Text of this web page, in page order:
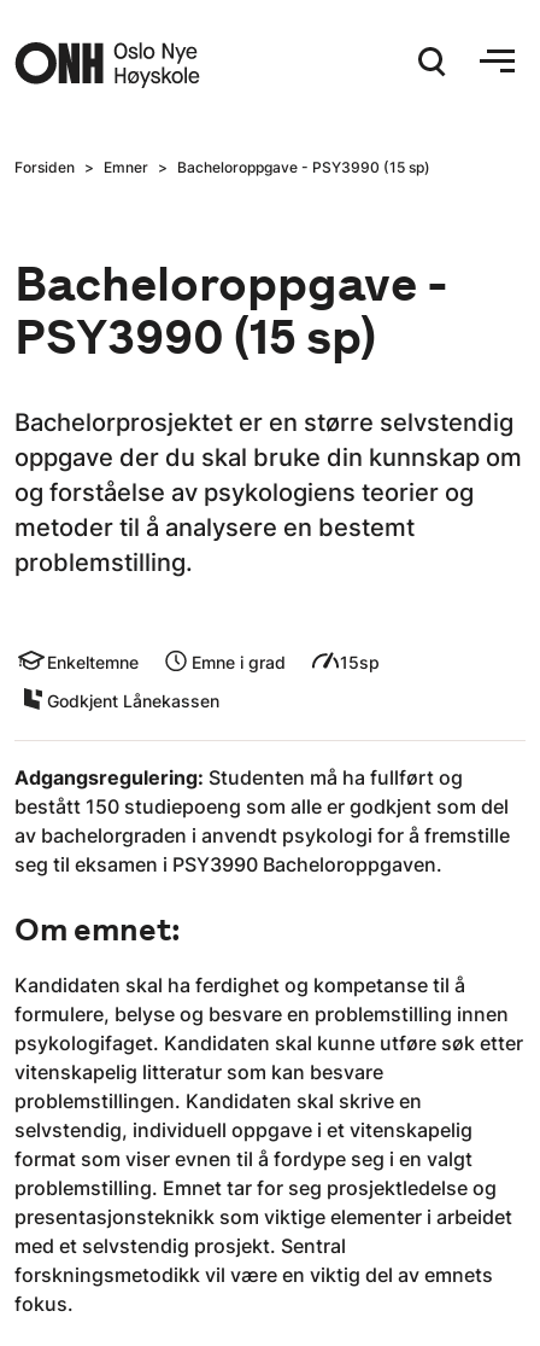
Forsiden Emner Bacheloroppgave - PSY3990 (15 sp)
Bacheloroppgave -
PSY3990 (15 sp)
Bachelorprosjektet er en større selvstendig
oppgave der du skal bruke din kunnskap om
og forståelse av psykologiens teorier og
metoder til å analysere en bestemt
problemstilling.
Enkeltemne Emne i grad
15sp
Godkjent Lånekassen
Adgangsregulering: Studenten må ha fullført og
bestått 150 studiepoeng som alle er godkjent som del
av bachelorgraden i anvendt psykologi for å fremstille
seg til eksamen i PSY3990 Bacheloroppgaven.
Om emnet:
Kandidaten skal ha ferdighet og kompetanse til å
formulere, belyse og besvare en problemstilling innen
psykologifaget. Kandidaten skal kunne utføre søk etter
vitenskapelig litteratur som kan besvare
problemstillingen. Kandidaten skal skrive en
selvstendig, individuell oppgave i et vitenskapelig
format som viser evnen til å fordype seg i en valgt
problemstilling. Emnet tar for seg prosjektledelse og
presentasjonsteknikk som viktige elementer i arbeidet
med et selvstendig prosjekt. Sentral
forskningsmetodikk vil være en viktig del av emnets
fokus.